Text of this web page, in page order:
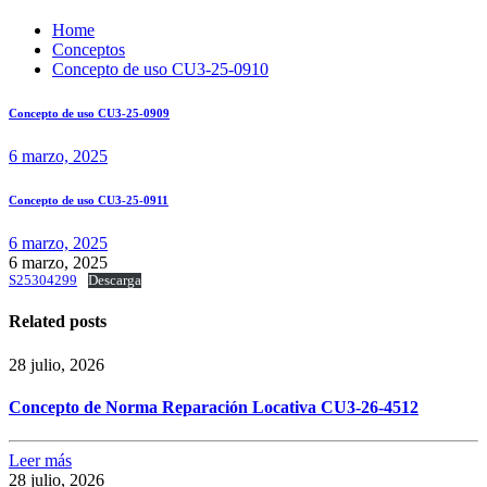
Home
Conceptos
Concepto de uso CU3-25-0910
Concepto de uso CU3-25-0909
6 marzo, 2025
Concepto de uso CU3-25-0911
6 marzo, 2025
6 marzo, 2025
S25304299 Descarga
Related posts
28 julio, 2026
Concepto de Norma Reparación Locativa CU3-26-4512
Leer más
28 julio, 2026